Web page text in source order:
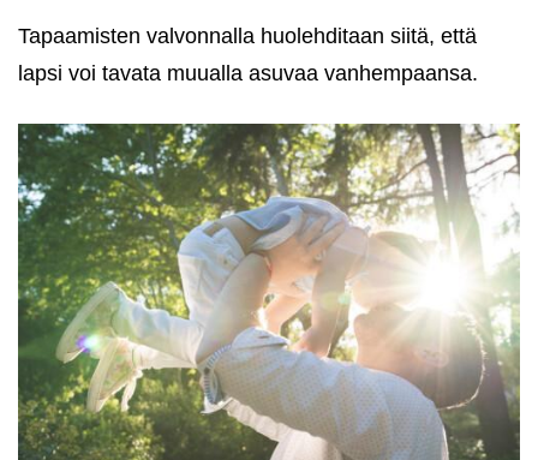
Tapaamisten valvonnalla huolehditaan siitä, että
lapsi voi tavata muualla asuvaa vanhempaansa.